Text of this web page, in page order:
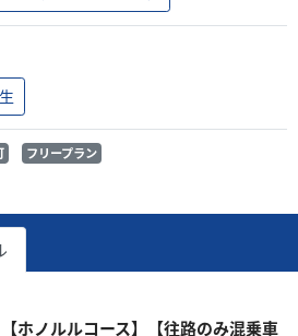
フリープラン
ホノルルコース】【往路のみ混乗車